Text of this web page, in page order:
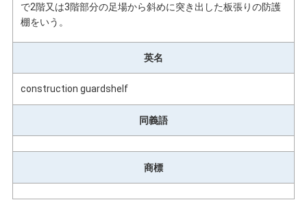
で2階又は3階部分の足場から斜めに突き出した板張りの防護
棚をいう。
英名
construction guardshelf
同義語
商標